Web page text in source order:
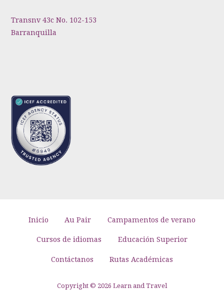
Transnv 43c No. 102-153
Barranquilla
Inicio Au Pair Campamentos de verano
Cursos de idiomas Educación Superior
Contáctanos Rutas Académicas
Copyright © 2026 Learn and Travel